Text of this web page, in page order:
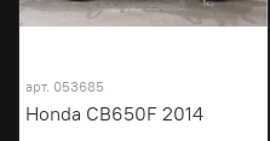
арт. 053685
Honda CB650F 2014